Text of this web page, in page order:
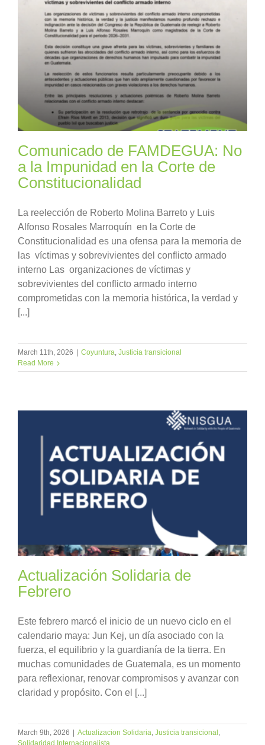
Comunicado de FAMDEGUA: No
a la Impunidad en la Corte de
Constitucionalidad
La reelección de Roberto Molina Barreto y Luis
Alfonso Rosales Marroquín en la Corte de
Constitucionalidad es una ofensa para la memoria de
las víctimas y sobrevivientes del conflicto armado
interno Las organizaciones de víctimas y
sobrevivientes del conflicto armado interno
comprometidas con la memoria histórica, la verdad y
[...]
March 11th, 2026 Coyuntura, Justicia transicional
Read More
Actualización Solidaria de
Febrero
Este febrero marcó el inicio de un nuevo ciclo en el
calendario maya: Jun Kej, un día asociado con la
fuerza, el equilibrio y la guardianía de la tierra. En
muchas comunidades de Guatemala, es un momento
para reflexionar, renovar compromisos y avanzar con
claridad y propósito. Con el [...]
March 9th, 2026 Actualizacion Solidaria, Justicia transicional ,